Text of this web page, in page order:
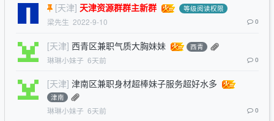
[天津] 天津资源群群主新群 等级阅读权限
梁先生 2022-9-10 0
[天津] 西青区兼职气质大胸妹妹 西青
琳琳小妹子 6天前 0
[天津] 津南区兼职身材超棒妹子服务超好水多
津南
琳琳小妹子 6天前 0